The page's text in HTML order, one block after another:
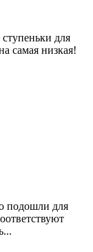
для
самая низкая!
подошли для